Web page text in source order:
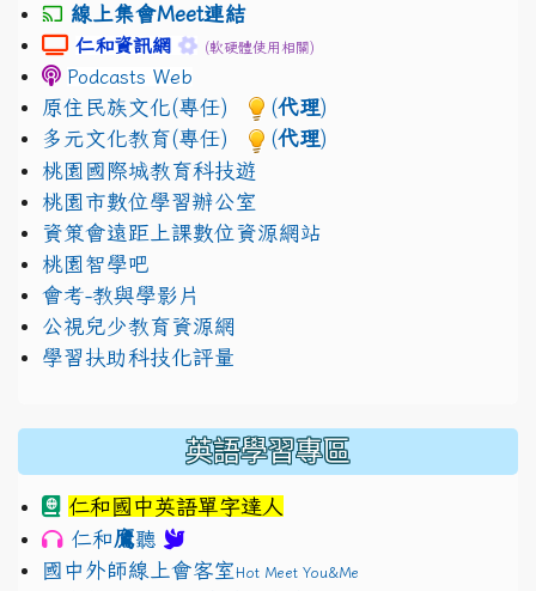
線上集會Meet連結
link to https://sites.google.com/
仁和資訊網 link to https://sites.google.com/
(軟硬體使用相關)
Podcasts Web
原住民族文化(專任) (代理)
多元文化教育(專任)
(代理)
桃園國際城教育科技遊
桃園市數位學習辦公室
資策會遠距上課數位資源網站
桃園智學吧
會考-教與學影片
公視兒少教育資源網
學習扶助科技化評量
英語學習專區
仁和國中英語單字達人
仁和鷹聽
國中外師線上會客室Hot Meet You&Me